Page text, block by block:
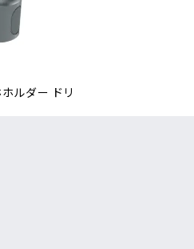
ルダー ドリ